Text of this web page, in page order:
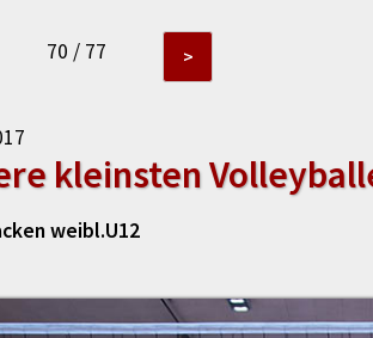
70 / 77 >
kleinsten
weibl.U12